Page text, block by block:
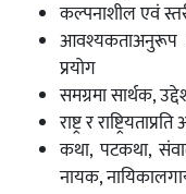
कल्पनाशील एवं
आवश्यकताअनुरूप
प्रयोग
समग्रमा सार्थक,
राष्ट्र र
कथा, पटकथा,
नायक,